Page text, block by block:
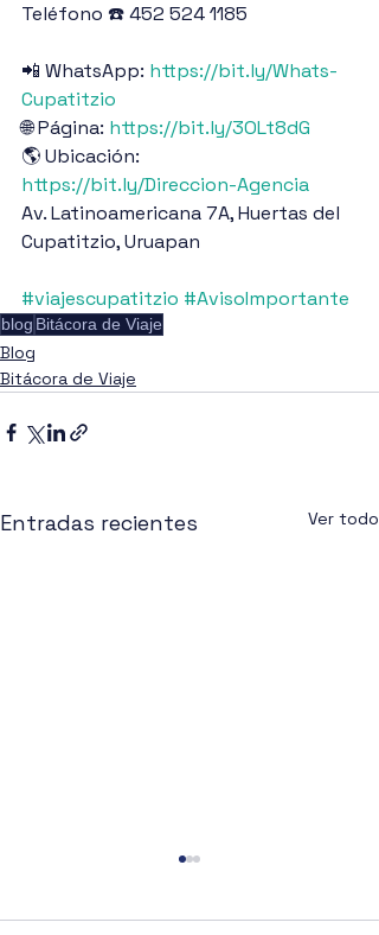
Teléfono ☎️ 452 524 1185
📲 WhatsApp: https://bit.ly/Whats-
Cupatitzio
🌐 Página: https://bit.ly/3OLt8dG
🌎 Ubicación:
https://bit.ly/Direccion-Agencia
Av. Latinoamericana 7A, Huertas del
Cupatitzio, Uruapan
#viajescupatitzio #AvisoImportante
blog Bitácora de Viaje
Blog
Bitácora de Viaje
Entradas recientes Ver todo